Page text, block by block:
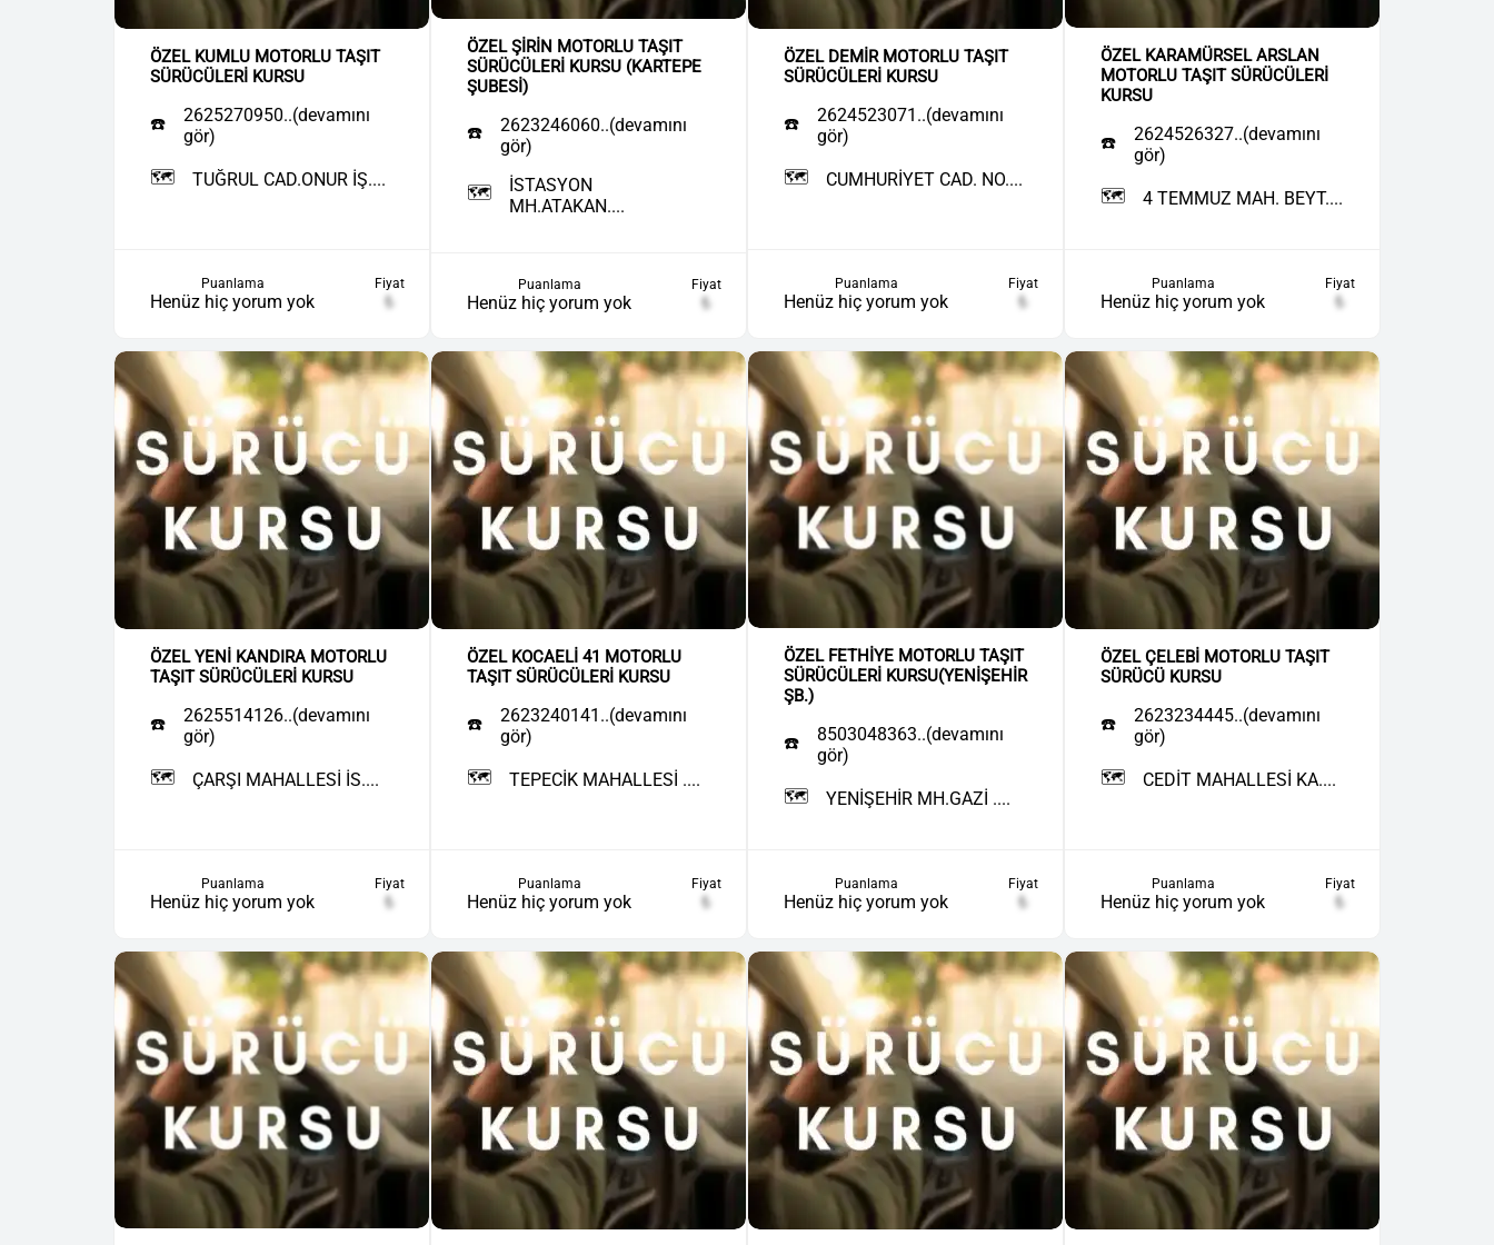
ÖZEL KUMLU MOTORLU TAŞIT
SÜRÜCÜLERİ KURSU
☎️
2625270950..(devamını
gör)
🗺️
TUĞRUL CAD.ONUR İŞ....
Puanlama
Henüz hiç yorum yok
Fiyat
₺
ÖZEL ŞİRİN MOTORLU TAŞIT
SÜRÜCÜLERİ KURSU (KARTEPE
ŞUBESİ)
☎️
2623246060..(devamını
gör)
🗺️
İSTASYON
MH.ATAKAN....
Puanlama
Henüz hiç yorum yok
Fiyat
₺
ÖZEL DEMİR MOTORLU TAŞIT
SÜRÜCÜLERİ KURSU
☎️
2624523071..(devamını
gör)
🗺️
CUMHURİYET CAD. NO....
Puanlama
Henüz hiç yorum yok
Fiyat
₺
ÖZEL KARAMÜRSEL ARSLAN
MOTORLU TAŞIT SÜRÜCÜLERİ
KURSU
☎️
2624526327..(devamını
gör)
🗺️
4 TEMMUZ MAH. BEYT....
Puanlama
Henüz hiç yorum yok
Fiyat
₺
ÖZEL YENİ KANDIRA MOTORLU
TAŞIT SÜRÜCÜLERİ KURSU
☎️
2625514126..(devamını
gör)
🗺️
ÇARŞI MAHALLESİ İS....
Puanlama
Henüz hiç yorum yok
Fiyat
₺
ÖZEL KOCAELİ 41 MOTORLU
TAŞIT SÜRÜCÜLERİ KURSU
☎️
2623240141..(devamını
gör)
🗺️
TEPECİK MAHALLESİ ....
Puanlama
Henüz hiç yorum yok
Fiyat
₺
ÖZEL FETHİYE MOTORLU TAŞIT
SÜRÜCÜLERİ KURSU(YENİŞEHİR
ŞB.)
☎️
8503048363..(devamını
gör)
🗺️
YENİŞEHİR MH.GAZİ ....
Puanlama
Henüz hiç yorum yok
Fiyat
₺
ÖZEL ÇELEBİ MOTORLU TAŞIT
SÜRÜCÜ KURSU
☎️
2623234445..(devamını
gör)
🗺️
CEDİT MAHALLESİ KA....
Puanlama
Henüz hiç yorum yok
Fiyat
₺